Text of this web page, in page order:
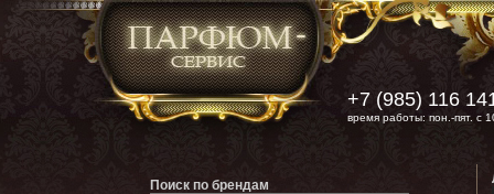
+7 (985) 116
время работы: пон.-пят. с
Поиск по брендам